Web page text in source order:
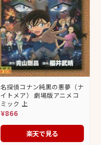
名探偵コナン純黒の悪夢（ナ
イトメア） 劇場版アニメコ
ミック 上
¥866
楽天で見る